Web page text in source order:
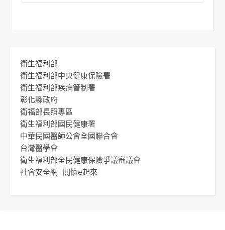
衛生福利部
衛生福利部中央健康保險署
衛生福利部疾病管制署
彰化縣政府
衛福部長照專區
衛生福利部國民健康署
中華民國醫師公會全國聯合會
台灣醫學會
衛生福利部全民健康保險爭議審議會
社會安全網 -關懷e起來